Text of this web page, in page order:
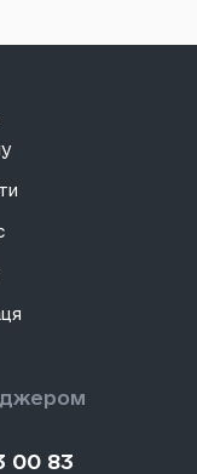
00 83